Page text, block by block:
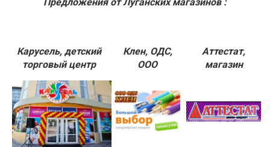
Карусель, детский
торговый центр
Клен, ОДС,
ООО
Аттестат,
магазин